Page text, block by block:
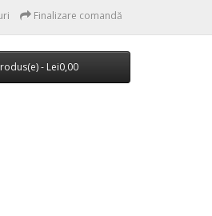
Finalizare comandă
- Lei0,00